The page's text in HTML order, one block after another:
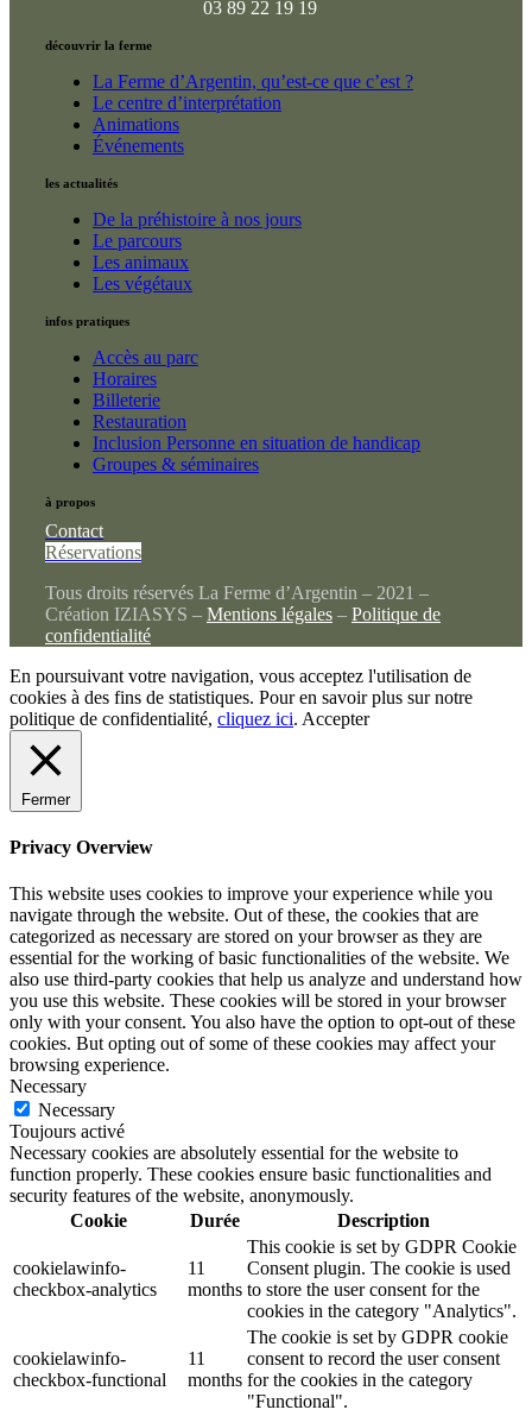
03 89 22 19 19
découvrir la ferme
La Ferme d’Argentin, qu’est-ce que c’est ?
Le centre d’interprétation
Animations
Événements
les actualités
De la préhistoire à nos jours
Le parcours
Les animaux
Les végétaux
infos pratiques
Accès au parc
Horaires
Billeterie
Restauration
Inclusion Personne en situation de handicap
Groupes & séminaires
à propos
Contact
Réservations
Tous droits réservés La Ferme d’Argentin – 2021 –
Création IZIASYS – Mentions légales– Politique de
confidentialité
En poursuivant votre navigation, vous acceptez l'utilisation de
cookies à des fins de statistiques. Pour en savoir plus sur notre
politique de confidentialité, cliquez ici. Accepter
Fermer
Privacy Overview
This website uses cookies to improve your experience while you
navigate through the website. Out of these, the cookies that are
categorized as necessary are stored on your browser as they are
essential for the working of basic functionalities of the website. We
also use third-party cookies that help us analyze and understand how
you use this website. These cookies will be stored in your browser
only with your consent. You also have the option to opt-out of these
cookies. But opting out of some of these cookies may affect your
browsing experience.
Necessary
Necessary
Toujours activé
Necessary cookies are absolutely essential for the website to
function properly. These cookies ensure basic functionalities and
security features of the website, anonymously.
Cookie
Durée Description
cookielawinfo-
checkbox-analytics
11
months
This cookie is set by GDPR Cookie
Consent plugin. The cookie is used
to store the user consent for the
cookies in the category "Analytics".
cookielawinfo-
checkbox-functional
11
months
The cookie is set by GDPR cookie
consent to record the user consent
for the cookies in the category
"Functional".